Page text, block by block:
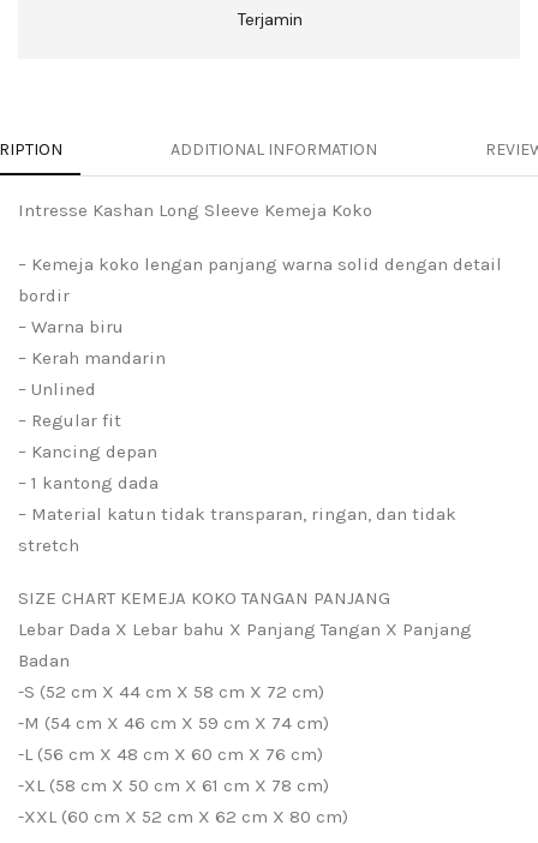
Terjamin
ADDITIONAL INFORMATION
Intresse Kashan Long Sleeve Kemeja Koko
– Kemeja koko lengan panjang warna solid dengan detail
bordir
– Warna biru
– Kerah mandarin
– Unlined
– Regular fit
– Kancing depan
– 1 kantong dada
– Material katun tidak transparan, ringan, dan tidak
stretch
SIZE CHART KEMEJA KOKO TANGAN PANJANG
Lebar Dada X Lebar bahu X Panjang Tangan X Panjang
Badan
-S (52 cm X 44 cm X 58 cm X 72 cm)
-M (54 cm X 46 cm X 59 cm X 74 cm)
-L (56 cm X 48 cm X 60 cm X 76 cm)
-XL (58 cm X 50 cm X 61 cm X 78 cm)
-XXL (60 cm X 52 cm X 62 cm X 80 cm)